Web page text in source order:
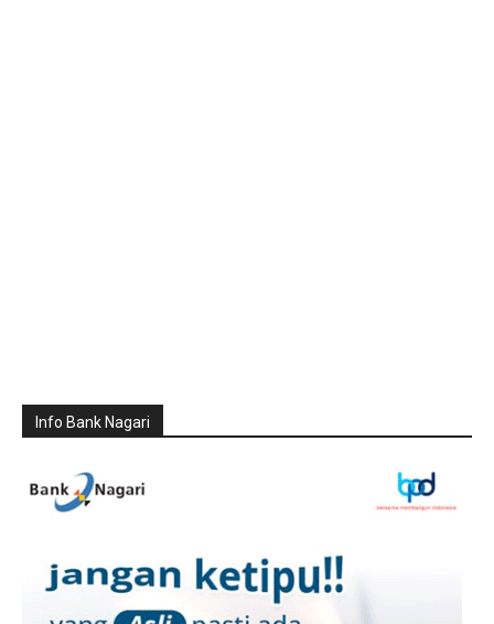
Info Bank Nagari